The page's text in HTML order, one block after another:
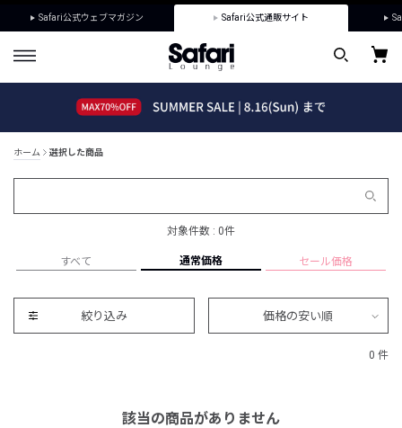
Safari公式ウェブマガジン Safari公式通販サイト
ホーム 選択した商品
対象件数 : 0件
すべて 通常価格 セール価格
絞り込み 価格の安い順
0 件
該当の商品がありません